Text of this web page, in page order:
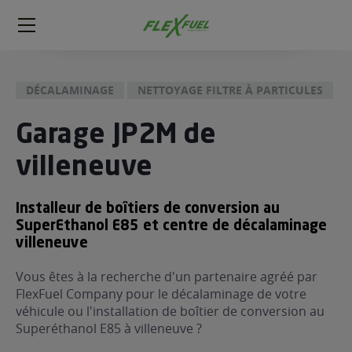
FlexFuel
Méga
le Décalaminage
du carburant avec
garagiste
garagiste
DÉCALAMINAGE NETTOYAGE FILTRE À PARTICULES
Garage JP2M de
villeneuve
Installeur de boîtiers de conversion au
SuperEthanol E85 et centre de décalaminage
villeneuve
Vous êtes à la recherche d'un partenaire agréé par
FlexFuel Company pour le décalaminage de votre
véhicule ou l'installation de boîtier de conversion au
Superéthanol E85 à villeneuve ?